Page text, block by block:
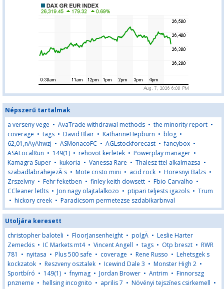
Népszerű tartalmak
a verseny vege • AvaTrade withdrawal methods • the minority report •
coverage • tags • David Blair • KatharineHepburn • blog •
62,01,nAyAhwzj • ASMonacoFC • AGLstockforecast •fancybox •
ASALocalRun • 149(1) • rehovot kerletek • Powerplay manager •
Kamagra Super • kukoria • Vanessa Rare • Thalesz ttel alkalmazsa •
szabadlabrahejezÄ s • Mote cristo mini • acid rock • Horesnyi Balzs •
Zrszelvny • Fehr feketben • finley keith dowsett • Fbio Carvalho •
CCleaner letlts • Jon nagy olajtalalkozo • ptipari teljests igazols • Trum
• hickory creek • Paradicsom permetezse szdabikarbnval
Utoljára keresett
christopher baloteli • FloorJansenheight • polgÄ • Leslie Harter
Zemeckis • IC Markets mt4• Vincent Angell • tags • Otp breszt • RWR
781 • nyitasa • Plus 500 safe • coverage • Rene Russo • Lehetsgek s
kockzatok • Reszveny osztalek • Icewind Dale 3 • Monster High 2 •
Sportbíró • 149(1) •fnymag • Jordan Brower • Antrim • Finnorszg
pnzneme • hellsing incognito • aprilis 7 • Növényi tejszínes csirkemell •